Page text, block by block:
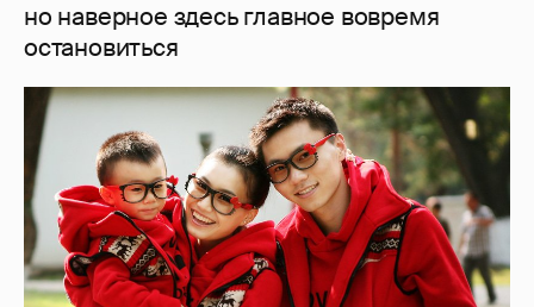
но наверное здесь главное вовремя
остановиться